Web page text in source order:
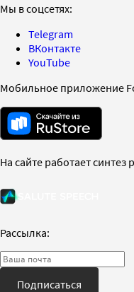
Мы в соцсетях:
Telegram
ВКонтакте
YouTube
Мобильное приложение
На сайте работает синтез
Рассылка:
Подписаться